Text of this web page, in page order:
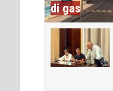
di gas